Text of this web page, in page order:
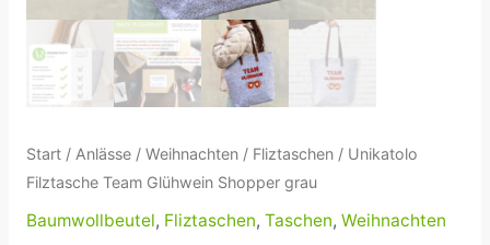
Start/ Anlässe/ Weihnachten/ Fliztaschen/ Unikatolo
Filztasche Team Glühwein Shopper grau
Baumwollbeutel, Fliztaschen, Taschen, Weihnachten